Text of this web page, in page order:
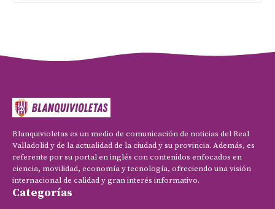
Blanquivioletas es un medio de comunicación de noticias del Real
Valladolid y de la actualidad de la ciudad y su provincia. Además, es
referente por su portal en inglés con contenidos enfocados en
ciencia, movilidad, economía y tecnología, ofreciendo una visión
internacional de calidad y gran interés informativo.
Categorías